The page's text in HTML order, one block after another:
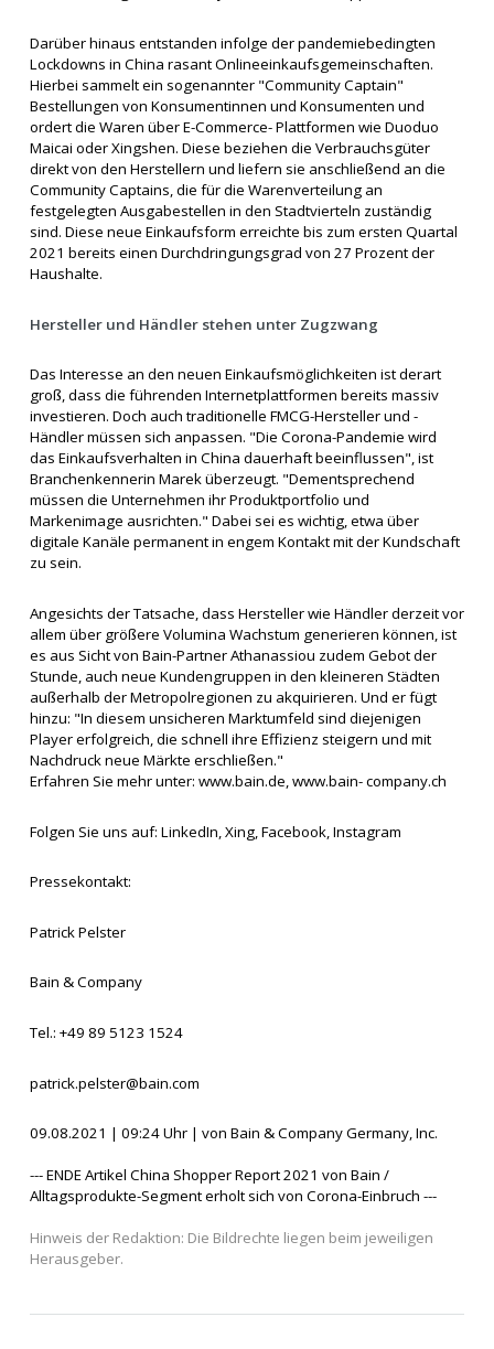
Darüber hinaus entstanden infolge der pandemiebedingten
Lockdowns in China rasant Onlineeinkaufsgemeinschaften.
Hierbei sammelt ein sogenannter "Community Captain"
Bestellungen von Konsumentinnen und Konsumenten und
ordert die Waren über E-Commerce- Plattformen wie Duoduo
Maicai oder Xingshen. Diese beziehen die Verbrauchsgüter
direkt von den Herstellern und liefern sie anschließend an die
Community Captains, die für die Warenverteilung an
festgelegten Ausgabestellen in den Stadtvierteln zuständig
sind. Diese neue Einkaufsform erreichte bis zum ersten Quartal
2021 bereits einen Durchdringungsgrad von 27 Prozent der
Haushalte.
Hersteller und Händler stehen unter Zugzwang
Das Interesse an den neuen Einkaufsmöglichkeiten ist derart
groß, dass die führenden Internetplattformen bereits massiv
investieren. Doch auch traditionelle FMCG-Hersteller und -
Händler müssen sich anpassen. "Die Corona-Pandemie wird
das Einkaufsverhalten in China dauerhaft beeinflussen", ist
Branchenkennerin Marek überzeugt. "Dementsprechend
müssen die Unternehmen ihr Produktportfolio und
Markenimage ausrichten." Dabei sei es wichtig, etwa über
digitale Kanäle permanent in engem Kontakt mit der Kundschaft
zu sein.
Angesichts der Tatsache, dass Hersteller wie Händler derzeit vor
allem über größere Volumina Wachstum generieren können, ist
es aus Sicht von Bain-Partner Athanassiou zudem Gebot der
Stunde, auch neue Kundengruppen in den kleineren Städten
außerhalb der Metropolregionen zu akquirieren. Und er fügt
hinzu: "In diesem unsicheren Marktumfeld sind diejenigen
Player erfolgreich, die schnell ihre Effizienz steigern und mit
Nachdruck neue Märkte erschließen."
Erfahren Sie mehr unter: www.bain.de,www.bain- company.ch
Folgen Sie uns auf: LinkedIn, Xing, Facebook, Instagram
Pressekontakt:
Patrick Pelster
Bain & Company
Tel.: +49 89 5123 1524
patrick.pelster@bain.com
09.08.2021 | 09:24 Uhr | von Bain & Company Germany, Inc.
--- ENDE Artikel China Shopper Report 2021 von Bain /
Alltagsprodukte-Segment erholt sich von Corona-Einbruch ---
Hinweis der Redaktion: Die Bildrechte liegen beim jeweiligen
Herausgeber.